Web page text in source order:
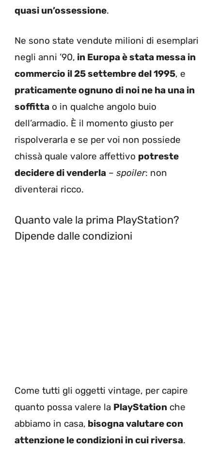
quasi un’ossessione.
Ne sono state vendute milioni di esemplari
negli anni ’90, in Europa è stata messa in
commercio il 25 settembre del 1995, e
praticamente ognuno di noi ne ha una in
soffitta o in qualche angolo buio
dell’armadio. È il momento giusto per
rispolverarla e se per voi non possiede
chissà quale valore affettivo potreste
decidere di venderla – spoiler: non
diventerai ricco.
Quanto vale la prima PlayStation?
Dipende dalle condizioni
Come tutti gli oggetti vintage, per capire
quanto possa valere la PlayStation che
abbiamo in casa, bisogna valutare con
attenzione le condizioni in cui riversa.